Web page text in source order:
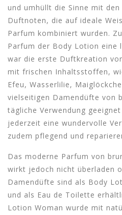
und umhüllt die Sinne mit
Duftnoten, die auf ideale
Parfum kombiniert wurden.
Parfum der Body Lotion eine
war die erste Duftkreation
mit frischen Inhaltsstoffen,
Efeu, Wasserlilie,
vielseitigen Damendüfte von
tägliche Verwendung
jederzeit eine wundervolle
zudem pflegend und
Das moderne Parfum von
wirkt jedoch nicht überladen
Damendüfte sind als Body
und als Eau de Toilette
Lotion Woman wurde mit